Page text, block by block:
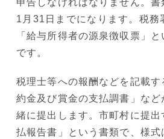
1月31日までになります。税務
「給与所得者の源泉徴収票」
です。
税理士等への報酬などを記載す
約金及び賞金の支払調書」など
緒に提出します。市町村に提出
払報告書」という書類で、様式